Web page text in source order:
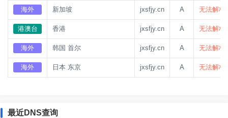
海外 新加坡 jxsfjy.cn A 无法解析
港澳台 香港 jxsfjy.cn A 无法解析
海外 韩国 首尔 jxsfjy.cn A 无法解析
海外 日本 东京 jxsfjy.cn A 无法解析
最近DNS查询